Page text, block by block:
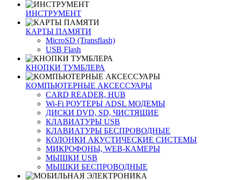
ИНСТРУМЕНТ
КАРТЫ ПАМЯТИ
MicroSD (Transflash)
USB Flash
КНОПКИ ТУМБЛЕРА
КОМПЬЮТЕРНЫЕ АКСЕССУАРЫ
CARD READER, HUB
Wi-Fi РОУТЕРЫ ADSL МОДЕМЫ
ДИСКИ DVD, SD, ЧИСТЯЩИЕ
КЛАВИАТУРЫ USB
КЛАВИАТУРЫ БЕСПРОВОДНЫЕ
КОЛОНКИ АКУСТИЧЕСКИЕ СИСТЕМЫ
МИКРОФОНЫ, WEB-КАМЕРЫ
МЫШКИ USB
МЫШКИ БЕСПРОВОДНЫЕ